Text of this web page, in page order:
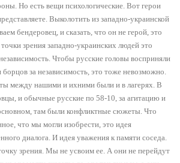
Но есть вещи психологические. Вот герои
Выколотить из западно-украинской
бендеровец, и сказать, что он не герой, это
зрения западно-украинских людей это
Чтобы русские головы восприняли
борцов за независимость, это тоже невозможно.
между нашими и ихними были и в лагерях. В
и обычные русские по 58-10, за агитацию и
там были конфликтные сюжеты. Что
что мы могли изобрести, это идея
диалога. И идея уважения к памяти соседа.
зрения. Мы не усвоим ее. А они не перейдут